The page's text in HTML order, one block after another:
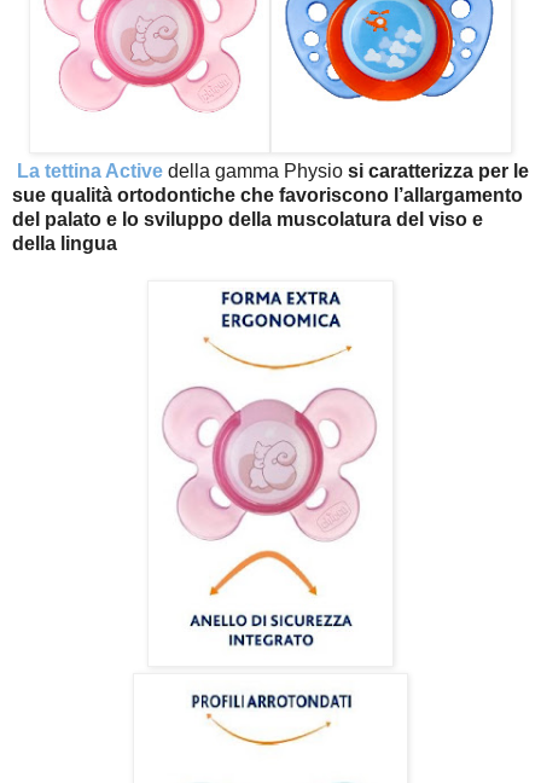
La tettina Active della gamma Physio si caratterizza per le
sue qualità ortodontiche che favoriscono l’allargamento
del palato e lo sviluppo della muscolatura del viso e
della lingua